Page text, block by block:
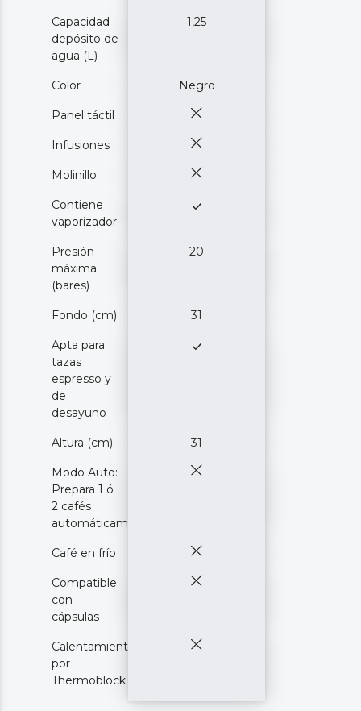
Capacidad
depósito de
agua (L)
1,25
Color Negro
Panel táctil
Infusiones
Molinillo
Contiene
vaporizador
Presión
máxima
(bares)
20
Fondo (cm) 31
Apta para
tazas
espresso y
de
desayuno
Altura (cm) 31
Modo Auto:
Prepara 1 ó
2 cafés
automáticamente
Café en frío
Compatible
con
cápsulas
Calentamiento
por
Thermoblock